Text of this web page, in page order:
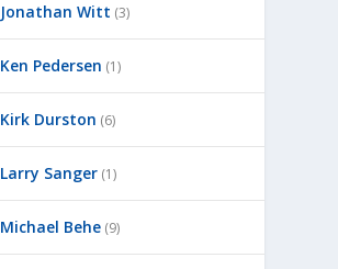
Jonathan Witt (3)
Ken Pedersen (1)
Kirk Durston (6)
Larry Sanger (1)
Michael Behe (9)